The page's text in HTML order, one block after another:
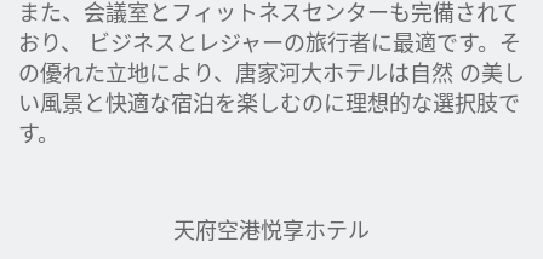
また、会議室とフィットネスセンターも完備されて
おり、 ビジネスとレジャーの旅行者に最適です。そ
の優れた立地により、唐家河大ホテルは自然 の美し
い風景と快適な宿泊を楽しむのに理想的な選択肢で
す。
天府空港悦享ホテル